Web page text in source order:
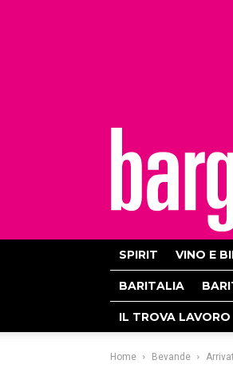
SPIRIT VINO E
BARITALIA
IL TROVA LAVORO
Home Bevande